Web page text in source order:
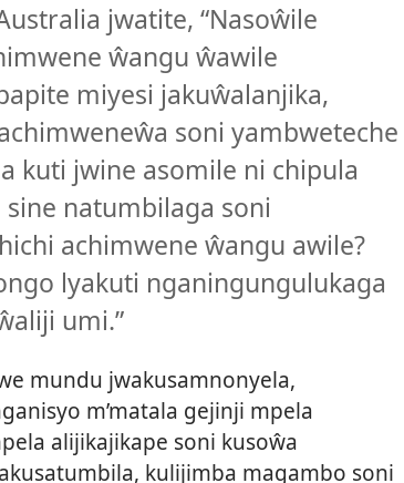
jwatite, “Nasoŵile
ŵangu ŵawile
miyesi jakuŵalanjika,
soni yambweteche
kuti jwine asomile ni chipula
natumbilaga soni
achimwene ŵangu awile?
lyakuti nganingungulukaga
umi.”
mundu jwakusamnonyela,
m’matala gejinji mpela
alijikajikape soni kusoŵa
kulijimba magambo soni